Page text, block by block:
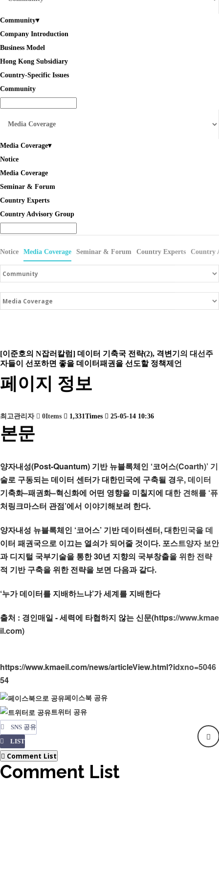
Community▾
Company Introduction
Business Model
Hong Kong Subsidiary
Country-Specific Issues
Community
Media Coverage▾
Notice
Media Coverage
Seminar & Forum
Country Experts
Country Advisory Group
Notice Media Coverage Seminar & Forum Country Experts Country
[이준호의 N잡러칼럼] 데이터 기축국 전략(2), 격변기의 대선주
자들이 선포하면 좋을 데이터패권을 선도할 정책제언
페이지 정보
최고관리자 0Items 1,331Times 25-05-14 10:36
본문
양자내성(Post-Quantum) 기반 뉴블록체인 ‘코어스(Coarth)’ 기
술로 구동되는 데이터 센터가 대한민국에 구축될 경우, 데이터
기축화–패권화–혁신화에 어떤 영향을 미칠지에 대한 견해를 ‘퓨
처링크마스터 관점’에서 이야기해보려 한다.
양자내성 뉴블록체인 ‘코어스’ 기반 데이터센터, 대한민국을 데
이터 패권국으로 이끄는 열쇠가 되어줄 것이다. 포스트양자 보안
과 디지털 국부기술을 통한 30년 지향의 국부창출을 위한 전략
적 기반 구축을 위한 전략을 보면 다음과 같다.
‘누가 데이터를 지배하느냐’가 세계를 지배한다
출처 : 경인매일 - 세력에 타협하지 않는 신문(https://www.kmae
il.com)
https://www.kmaeil.com/news/articleView.html?idxno=5046
54
페이스북 공유
트위터 공유
SNS 공유
LIST
Comment List
Comment List